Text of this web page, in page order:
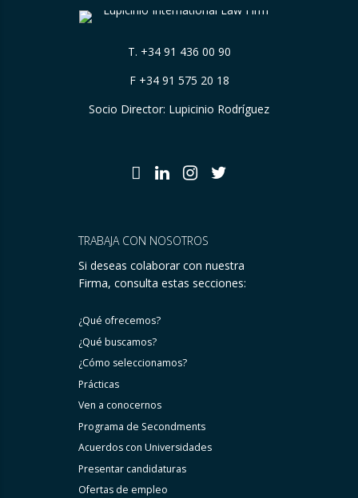
T. +34 91 436 00 90
F +34 91 575 20 18
Socio Director: Lupicinio Rodríguez
TRABAJA CON NOSOTROS
Si deseas colaborar con nuestra
Firma, consulta estas secciones:
¿Qué ofrecemos?
¿Qué buscamos?
¿Cómo seleccionamos?
Prácticas
Ven a conocernos
Programa de Secondments
Acuerdos con Universidades
Presentar candidaturas
Ofertas de empleo